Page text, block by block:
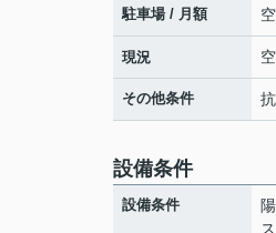
駐車場 / 月額
現況
その他条件
設備条件
設備条件